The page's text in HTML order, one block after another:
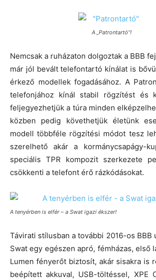
A „Patrontartó”!
Nemcsak a ruházaton dolgoztak a BBB
már jól bevált telefontartó kínálat is
érkező modellek fogadásához. A
telefonjához kínál stabil rögzítést és
feljegyezhetjük a túra minden
közben pedig követhetjük életünk
modell többféle rögzítési módot tesz
szerelhető akár a kormánycsapágy-
speciális TPR kompozit szerkezete
csökkenti a telefont érő rázkódásokat.
A tenyérben is elfér – a Swat igazi ékszer!
Távirati stílusban a további 2016-os BBB
Swat egy egészen apró, fémházas, első
Lumen fényerőt biztosít, akár sisakra is
beépített akkuval, USB-töltéssel, XPE